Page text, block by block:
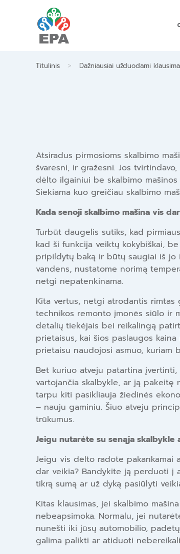
Titulinis > Dažniausiai užduodami
Atsiradus pirmosioms skalbimo
švaresni, ir gražesni. Jos
dėlto ilgainiui be skalbimo
Siekiama kuo greičiau skalbimo
Kada senoji skalbimo mašina vis
Turbūt daugelis sutiks, kad
kad ši funkcija veiktų kokybiškai,
pripildytų baką ir būtų saugiai iš jo
vandens, nustatome norimą
netgi nepatenkinama.
Kita vertus, netgi atrodantis
technikos remonto įmonės siūlo ir
detalių tiekėjais bei reikalingą
prietaisus, kai šios paslaugos
prietaisu naudojosi asmuo, kuriam
Bet kuriuo atveju patartina
vartojančia skalbykle, ar ją pakeitę
tarpu kiti pasikliauja žiedinės
– nauju gaminiu. Šiuo atveju
trūkumus.
Jeigu nutarėte su senąja skalbykle
Jeigu vis dėlto radote pakankamai
dar veikia? Bandykite ją perduoti į
tikrą sumą ar už dyką pasiūlyti
Kitas klausimas, jei skalbimo
nebeapsimoka. Normalu, jei
nunešti iki jūsų automobilio,
galima palikti ar atiduoti